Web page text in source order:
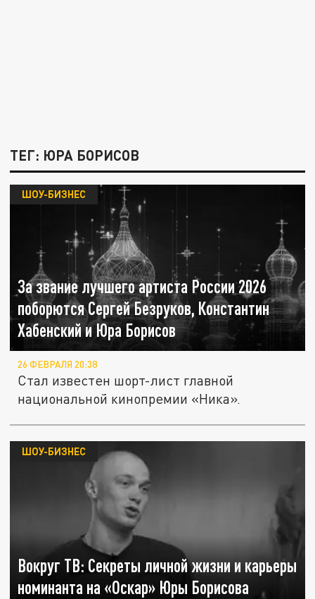
ТЕГ: ЮРА БОРИСОВ
За звание лучшего артиста России 2026
поборются Сергей Безруков, Константин
Хабенский и Юра Борисов
ШОУ-БИЗНЕС
26 ФЕВРАЛЯ 20:38
Стал известен шорт-лист главной
национальной кинопремии «Ника».
Вокруг ТВ: Секреты личной жизни и карьеры
номинанта на «Оскар» Юры Борисова
ШОУ-БИЗНЕС